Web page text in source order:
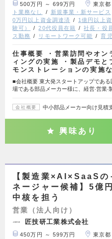
500万円 ～ 699万円 東京都
ト業務なし
新規事業・新サービス
0万円以上資金調達済
1億円以上
験可）
20代役員在籍 社長・役
ス勤務
リモートワーク可能 育
仕事概要 ・営業訪問やオン
ィングの実施 ・製品デモと
モンストレーションの実施
■会社概要 東⼤発スタートアップであ
場である部品メーカー様に、経営‧営業
会社概要 中小部品メーカー向け見積
興味あり
【製造業×AI×SaaSの
ネージャー候補】5億
中核を担う
営業（法人向け）
匠技研工業株式会社
450万円 ～ 599万円 東京都